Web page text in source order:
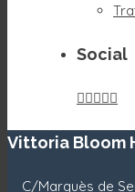
Social

Vittoria Bloom
C/Marquès de